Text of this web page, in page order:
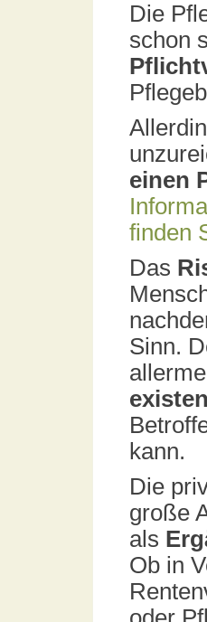
Die
schon
einen
finden
Das
Sinn.
kann.
Die
große
als
Ob in